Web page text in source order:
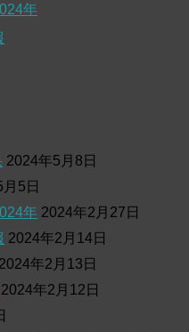
年
2024年5月8日
5日
年 2024年2月27日
2024年2月14日
2024年2月13日
2024年2月12日